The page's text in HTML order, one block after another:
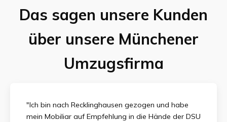
Das sagen unsere Kunden
über unsere Münchener
Umzugsfirma
"Ich bin nach Recklinghausen gezogen und habe
mein Mobiliar auf Empfehlung in die Hände der DSU